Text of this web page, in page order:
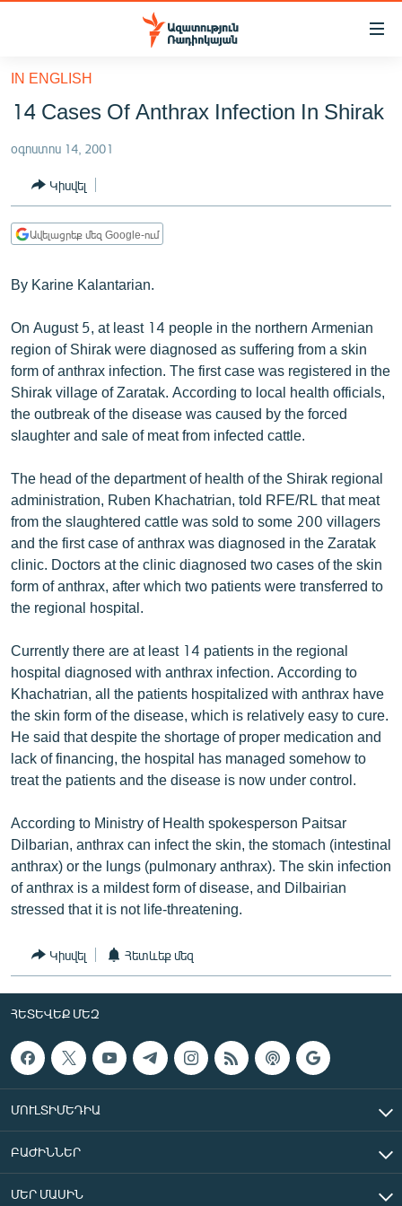
Մատչելիության
հիմնական
բովանդակությանը
հիմնական
մենյուին
Որոնում
ՔԱՂԱՔԱԿԱՆ
ԸՆՏՐՈՒԹՅՈՒՆՆԵՐ 2026
ԻՐԱՎՈՒՆՔ
ՏՆՏԵՍՈՒԹՅՈՒՆ
ՂԱՐԱԲԱՂ
ՊԱՏԵՐԱԶՄԻ 6 ՇԱԲԱԹՆԵՐԸ
ՏԱՐԱԾԱՇՐՋԱՆ
ՄԻՋԱԶԳԱՅԻՆ
ՄՇԱԿՈՒՅԹ
ՍՊՈՐՏ
ՄԵԿՆԱԲԱՆՈՒԹՅՈՒՆ
ՏՏ ԵՒ ԻՆՏԵՐՆԵՏ
ԿՈՐՈՆԱՎԻՐՈՒՍ
ԱՐԽԻՎ
ՏԵՍԱՆՅՈՒԹԵՐ
ԲԱՆԱՎԵՃ
ՁԳՏԵԼՈՎ ԼԱՎԱԳՈՒՅՆԻՆ
ՓՈԴՔԱՍԹ
Հայերեն
English
Русский
ՀԵՏԵՎԵՔ ՄԵԶ
«Ազատության» բոլոր կայքերը
IN ENGLISH
14 Cases Of Anthrax Infection In Shirak
օգոստոս 14, 2001
Կիսվել
Ավելացրեք մեզ Google-ում
By Karine Kalantarian.
On August 5, at least 14 people in the northern Armenian
region of Shirak were diagnosed as suffering from a skin
form of anthrax infection. The first case was registered in the
Shirak village of Zaratak. According to local health officials,
the outbreak of the disease was caused by the forced
slaughter and sale of meat from infected cattle.
The head of the department of health of the Shirak regional
administration, Ruben Khachatrian, told RFE/RL that meat
from the slaughtered cattle was sold to some 200 villagers
and the first case of anthrax was diagnosed in the Zaratak
clinic. Doctors at the clinic diagnosed two cases of the skin
form of anthrax, after which two patients were transferred to
the regional hospital.
Currently there are at least 14 patients in the regional
hospital diagnosed with anthrax infection. According to
Khachatrian, all the patients hospitalized with anthrax have
the skin form of the disease, which is relatively easy to cure.
He said that despite the shortage of proper medication and
lack of financing, the hospital has managed somehow to
treat the patients and the disease is now under control.
According to Ministry of Health spokesperson Paitsar
Dilbarian, anthrax can infect the skin, the stomach (intestinal
anthrax) or the lungs (pulmonary anthrax). The skin infection
of anthrax is a mildest form of disease, and Dilbairian
stressed that it is not life-threatening.
Կիսվել Հետևեք մեզ
ՀԵՏԵՎԵՔ ՄԵԶ
ՄՈՒԼՏԻՄԵԴԻԱ
ԲԱԺԻՆՆԵՐ
ՄԵՐ ՄԱՍԻՆ